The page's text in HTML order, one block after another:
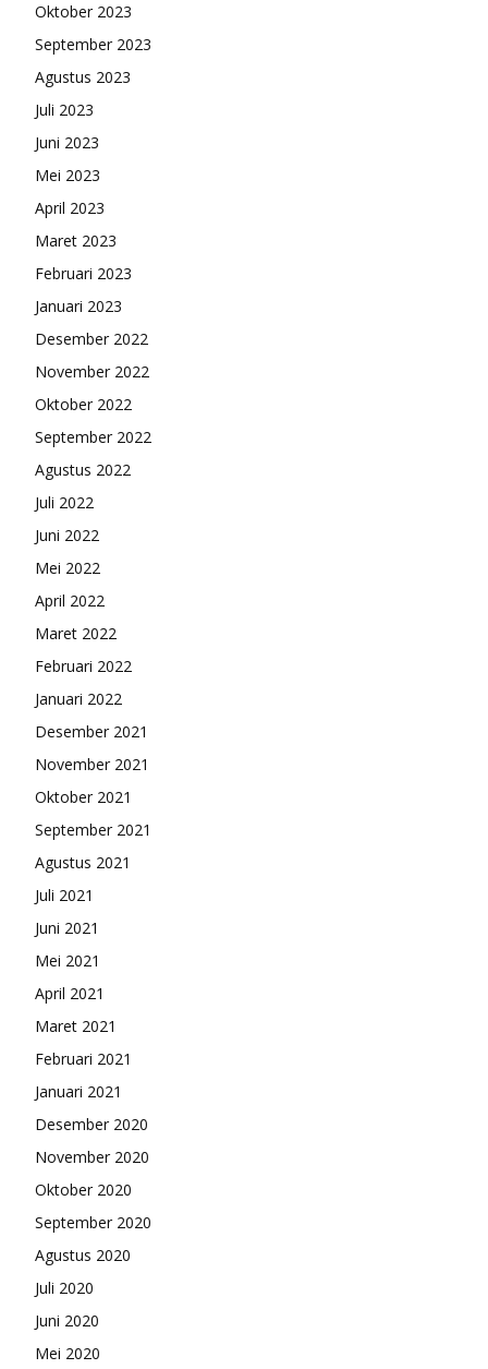
Oktober 2023
September 2023
Agustus 2023
Juli 2023
Juni 2023
Mei 2023
April 2023
Maret 2023
Februari 2023
Januari 2023
Desember 2022
November 2022
Oktober 2022
September 2022
Agustus 2022
Juli 2022
Juni 2022
Mei 2022
April 2022
Maret 2022
Februari 2022
Januari 2022
Desember 2021
November 2021
Oktober 2021
September 2021
Agustus 2021
Juli 2021
Juni 2021
Mei 2021
April 2021
Maret 2021
Februari 2021
Januari 2021
Desember 2020
November 2020
Oktober 2020
September 2020
Agustus 2020
Juli 2020
Juni 2020
Mei 2020